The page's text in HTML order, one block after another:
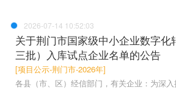
2026-07-14 10:52:03
关于荆门市国家级中小企业数字化
三批）入库试点企业名单的公告
[项目公示-荆门市-2026年]
各县（市、区）经信部门，有关企业：为深